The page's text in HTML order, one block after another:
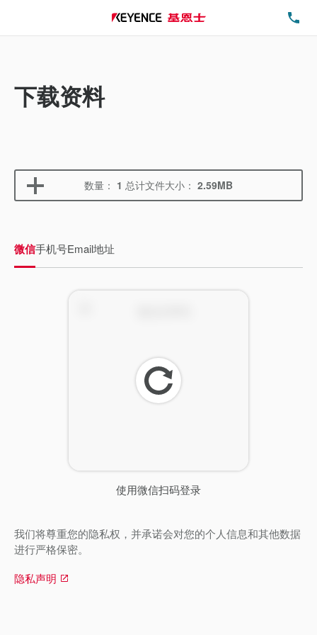
下载资料
数量： 1 总计文件大小： 2.59MB
微信手机号Email地址
使用微信扫码登录
刷
新
我们将尊重您的隐私权，并承诺会对您的个人信息和其他数据
进行严格保密。
隐私声明